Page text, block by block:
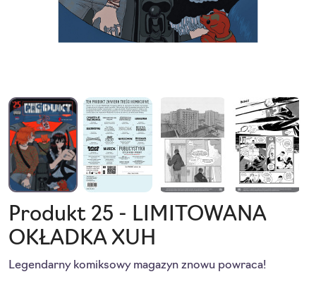
Produkt 25 - LIMITOWANA
OKŁADKA XUH
Legendarny komiksowy magazyn znowu powraca!